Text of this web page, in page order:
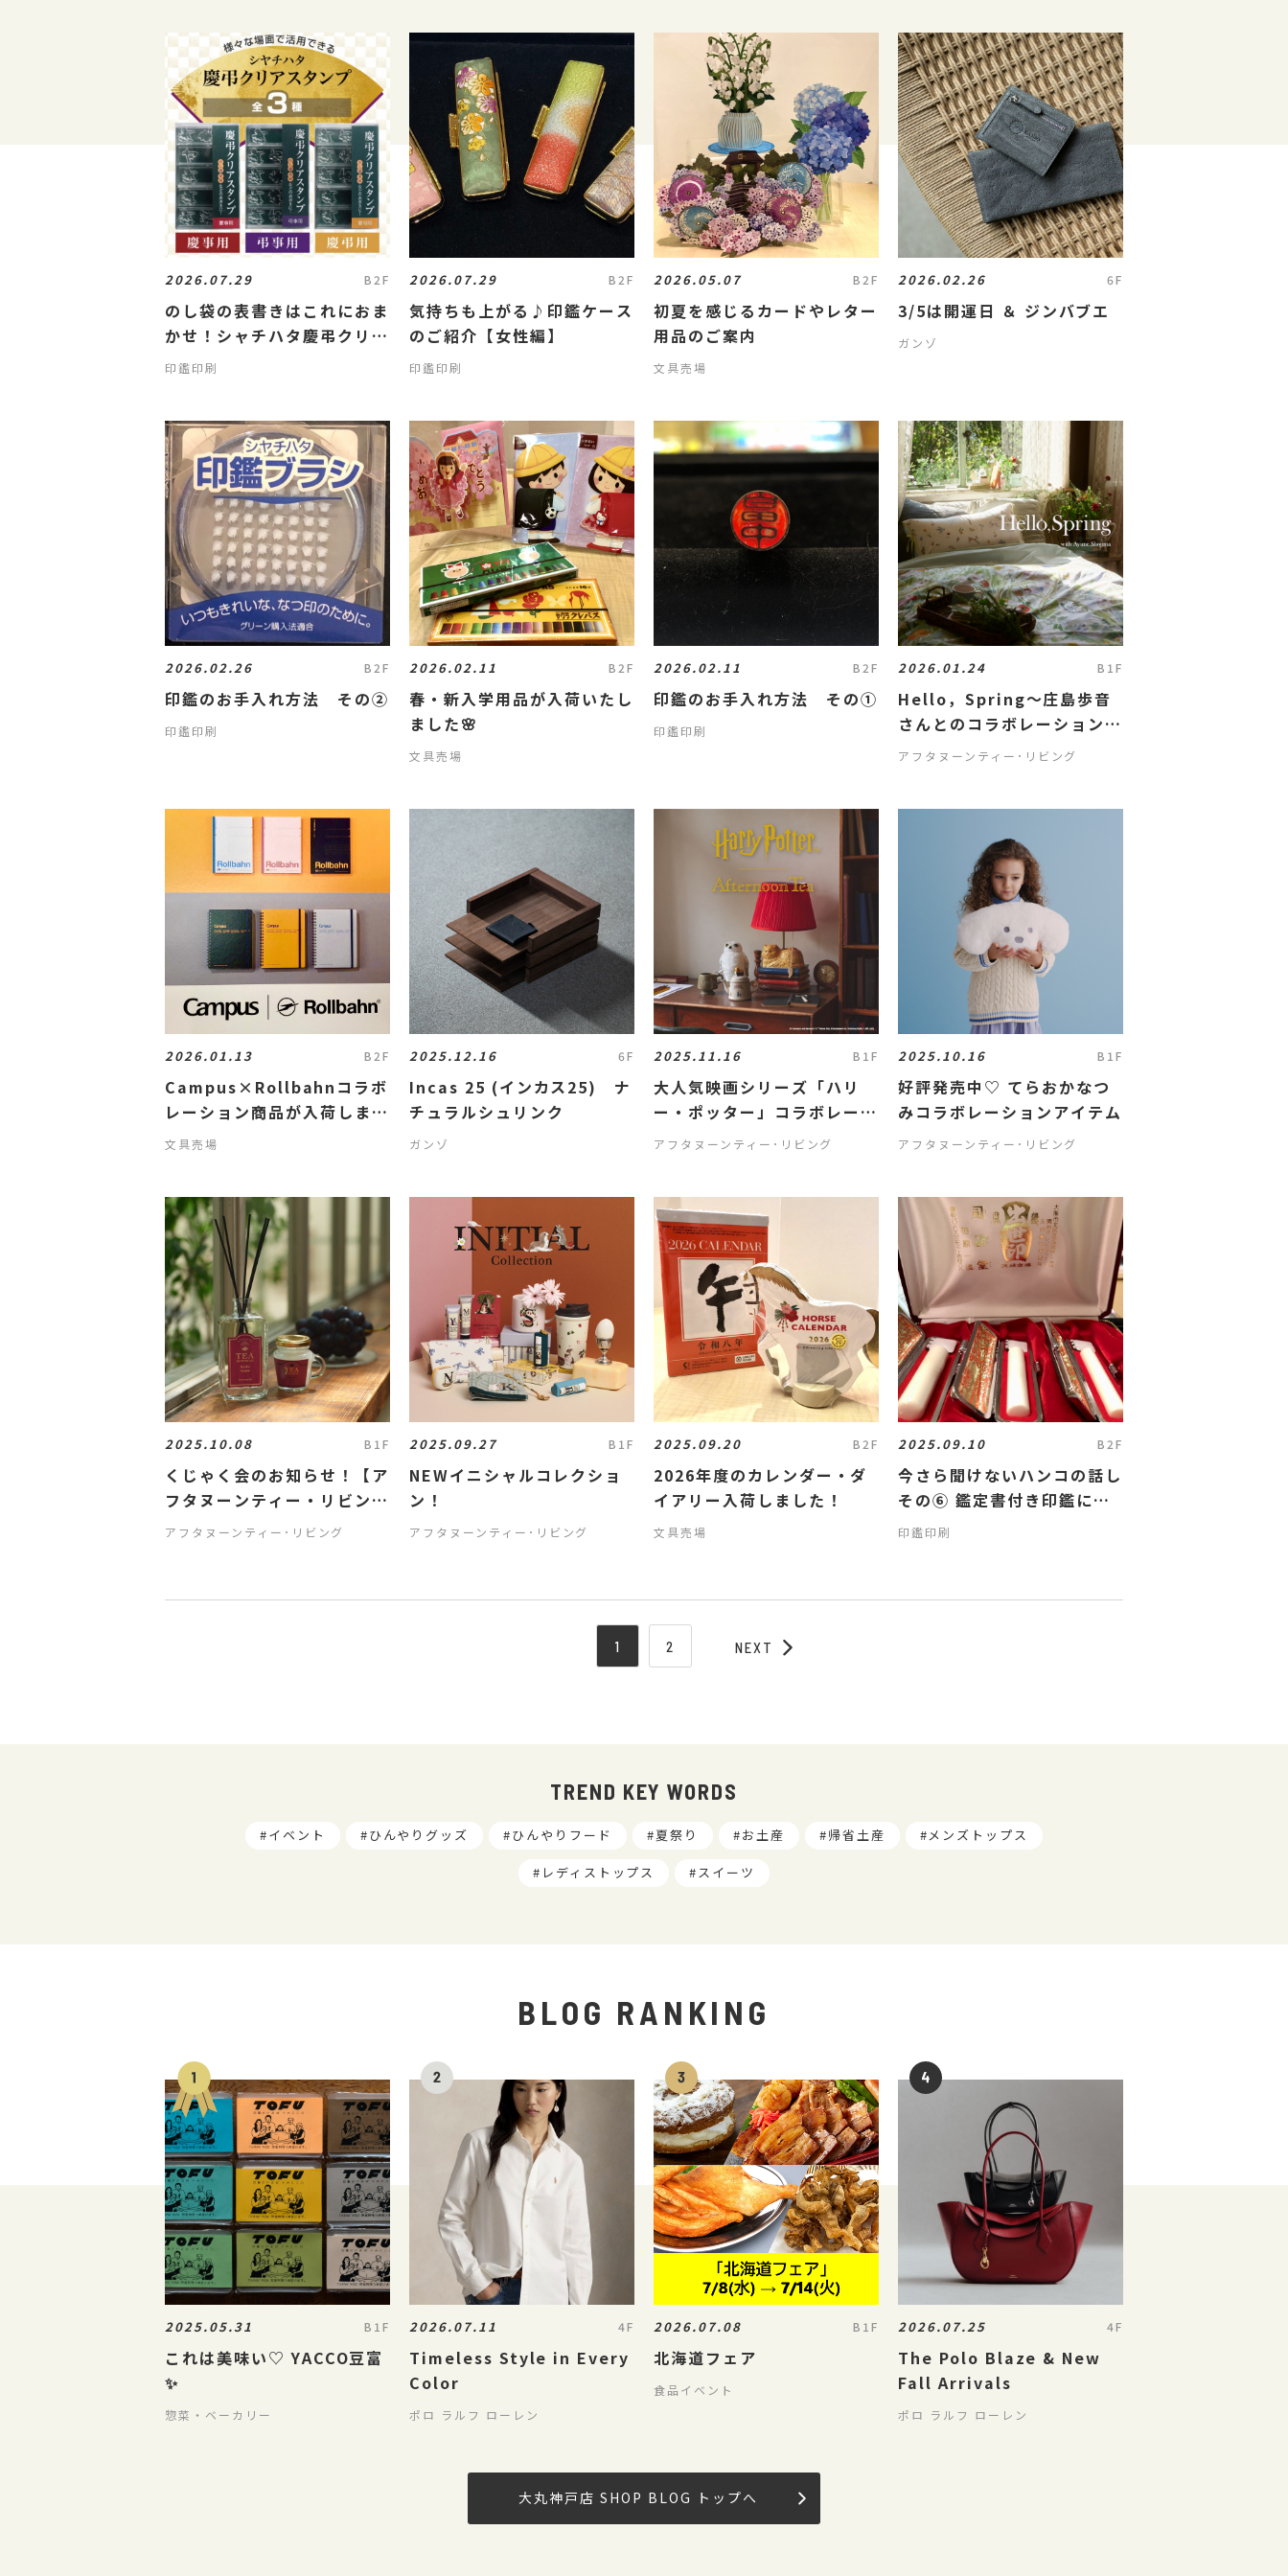
2026.07.29 B2F
のし袋の表書きはこれにおま
かせ！シャチハタ慶弔クリア
スタンプがリニューアル！
印鑑印刷
2026.07.29 B2F
気持ちも上がる♪印鑑ケース
のご紹介【女性編】
印鑑印刷
2026.05.07 B2F
初夏を感じるカードやレター
用品のご案内
文具売場
2026.02.26 6F
3/5は開運日 ＆ ジンバブエ
ガンゾ
2026.02.26 B2F
印鑑のお手入れ方法 その②
印鑑印刷
2026.02.11 B2F
春・新入学用品が入荷いたし
ました🌸
文具売場
2026.02.11 B2F
印鑑のお手入れ方法 その①
印鑑印刷
2026.01.24 B1F
Hello，Spring～庄島歩音
さんとのコラボレーションア
イテムが登場！
アフタヌーンティー･リビング
2026.01.13 B2F
Campus×Rollbahnコラボ
レーション商品が入荷しまし
た！
文具売場
2025.12.16 6F
Incas 25 (インカス25) ナ
チュラルシュリンク
ガンゾ
2025.11.16 B1F
大人気映画シリーズ「ハリ
ー・ポッター」コラボレーシ
ョン第二弾！
アフタヌーンティー･リビング
2025.10.16 B1F
好評発売中♡ てらおかなつ
みコラボレーションアイテム
アフタヌーンティー･リビング
2025.10.08 B1F
くじゃく会のお知らせ！【ア
フタヌーンティー・リビン
グ】
アフタヌーンティー･リビング
2025.09.27 B1F
NEWイニシャルコレクショ
ン！
アフタヌーンティー･リビング
2025.09.20 B2F
2026年度のカレンダー・ダ
イアリー入荷しました！
文具売場
2025.09.10 B2F
今さら聞けないハンコの話し
その⑥ 鑑定書付き印鑑につ
いて
印鑑印刷
1 2 NEXT
TREND KEY WORDS
イベント ひんやりグッズ ひんやりフード 夏祭り お土産 帰省土産 メンズトップス
レディストップス スイーツ
BLOG RANKING
2025.05.31 B1F
これは美味い♡ YACCO豆富
✨
惣菜・ベーカリー
2026.07.11 4F
Timeless Style in Every
Color
ポロ ラルフ ローレン
2026.07.08 B1F
北海道フェア
食品イベント
2026.07.25 4F
The Polo Blaze & New
Fall Arrivals
ポロ ラルフ ローレン
大丸神戸店 SHOP BLOG トップへ